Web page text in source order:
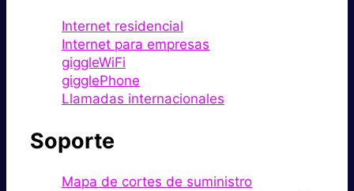
Internet residencial
Internet para empresas
giggleWiFi
gigglePhone
Llamadas internacionales
Soporte
Mapa de cortes de suministro